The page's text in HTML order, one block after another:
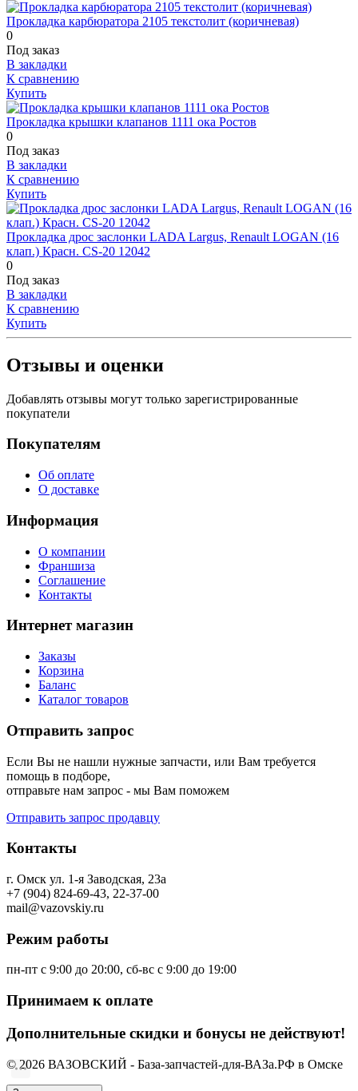
Прокладка карбюратора 2105 текстолит (коричневая)
0
Под заказ
В закладки
К сравнению
Купить
Прокладка крышки клапанов 1111 ока Ростов
0
Под заказ
В закладки
К сравнению
Купить
Прокладка дрос заслонки LADA Largus, Renault LOGAN (16
клап.) Красн. CS-20 12042
0
Под заказ
В закладки
К сравнению
Купить
Отзывы и оценки
Добавлять отзывы могут только зарегистрированные
покупатели
Покупателям
Об оплате
О доставке
Информация
О компании
Франшиза
Соглашение
Контакты
Интернет магазин
Заказы
Корзина
Баланс
Каталог товаров
Отправить запрос
Если Вы не нашли нужные запчасти, или Вам требуется
помощь в подборе,
отправьте нам запрос - мы Вам поможем
Отправить запрос продавцу
Контакты
г. Омск ул. 1-я Заводская, 23а
+7 (904) 824-69-43, 22-37-00
mail@vazovskiy.ru
Режим работы
пн-пт с 9:00 до 20:00, сб-вс с 9:00 до 19:00
Принимаем к оплате
Дополнительные скидки и бонусы не действуют!
© 2026 ВАЗОВСКИЙ - База-запчастей-для-ВАЗа.РФ в Омске